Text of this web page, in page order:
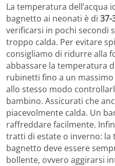
La temperatura dell’acqua
bagnetto ai neonati è di 37-
verificarsi in pochi secondi
troppo calda. Per evitare
consigliamo di ridurre alla
abbassare la temperatura
rubinetti fino a un massimo
allo stesso modo
bambino. Assicurati che
piacevolmente calda. Un
raffreddare facilmente.
tratti di estate o inverno: la
bagnetto deve essere
bollente, ovvero aggirarsi